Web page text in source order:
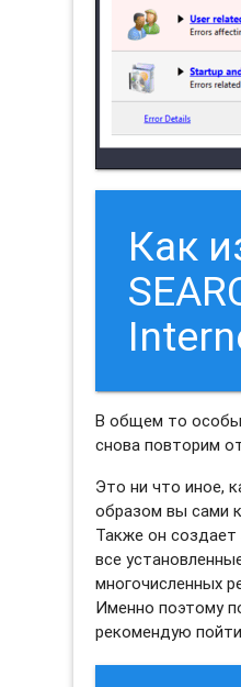
Как
В общем то
снова повторим
Это ни что иное,
образом вы сами
Также он
все
многочисленных
Именно поэтому
рекомендую